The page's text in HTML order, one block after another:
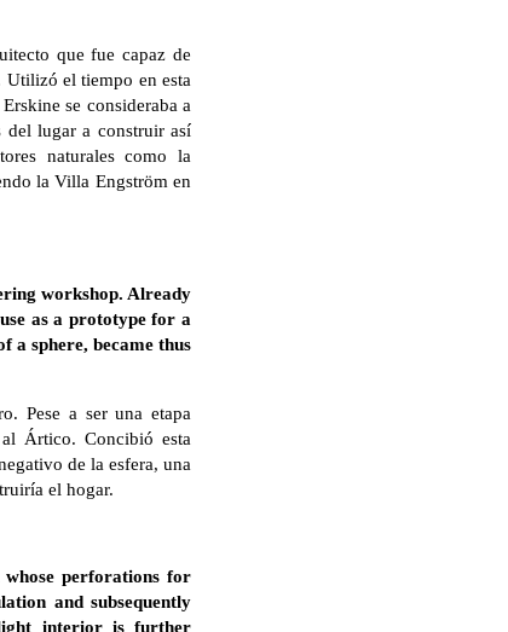
que fue capaz de
Utilizó el tiempo en esta
se consideraba a
del lugar a construir así
naturales como la
la Villa Engström en
workshop. Already
as a prototype for a
a sphere, became thus
Pese a ser una etapa
Ártico. Concibió esta
de la esfera, una
el hogar.
whose perforations for
and subsequently
interior is further